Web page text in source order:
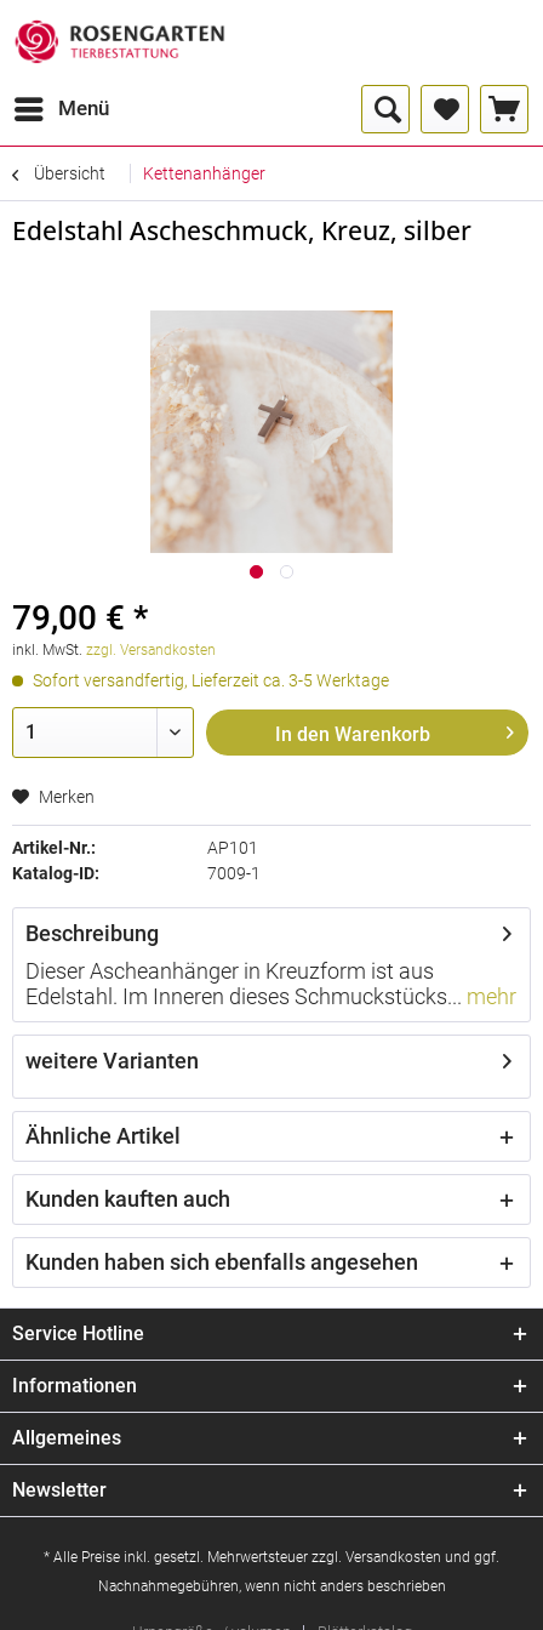
Menü
Übersicht Kettenanhänger
Edelstahl Ascheschmuck, Kreuz, silber
79,00 € *
inkl. MwSt. zzgl. Versandkosten
Sofort versandfertig, Lieferzeit ca. 3-5 Werktage
In den Warenkorb
Merken
Artikel-Nr.:
AP101
Katalog-ID:
7009-1
Beschreibung
Dieser Ascheanhänger in Kreuzform ist aus
Edelstahl. Im Inneren dieses Schmuckstücks... mehr
weitere Varianten
Ähnliche Artikel
Kunden kauften auch
Kunden haben sich ebenfalls angesehen
Service Hotline
Informationen
Allgemeines
Newsletter
* Alle Preise inkl. gesetzl. Mehrwertsteuer zzgl. Versandkosten und ggf.
Nachnahmegebühren, wenn nicht anders beschrieben